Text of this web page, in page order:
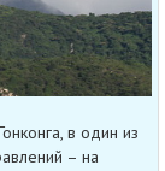
в один из
– на